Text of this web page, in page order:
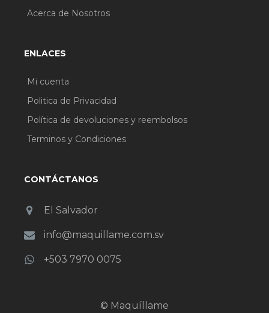
Acerca de Nosotros
ENLACES
Mi cuenta
Politica de Privacidad
Política de devoluciones y reembolsos
Terminos y Condiciones
CONTÁCTANOS
El Salvador
info@maquillame.com.sv
+503 7970 0075
© Maquíllame